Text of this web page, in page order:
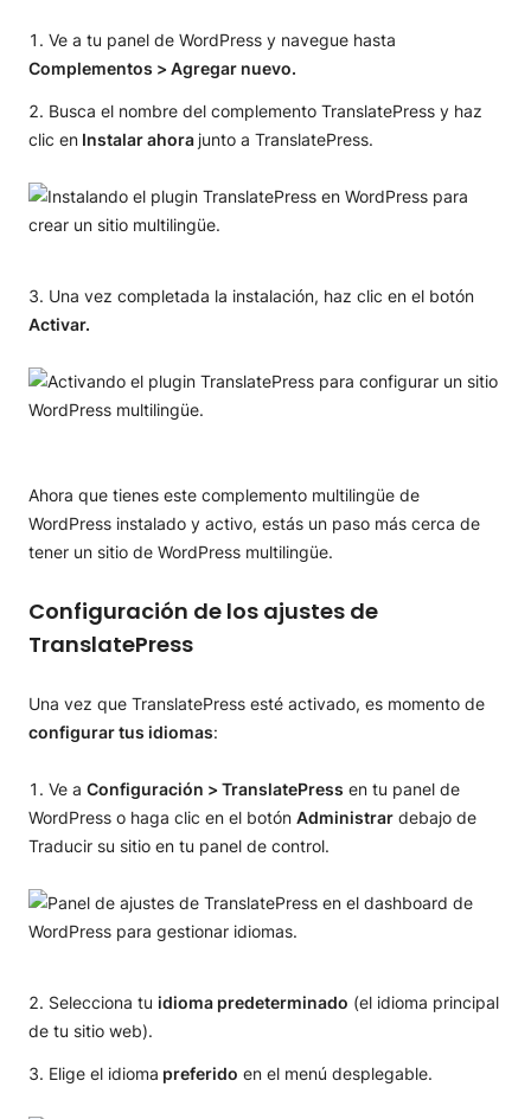
Ve a tu panel de WordPress y navegue hasta
Complementos > Agregar nuevo.
Busca el nombre del complemento TranslatePress y haz
clic en Instalar ahora junto a TranslatePress.
Una vez completada la instalación, haz clic en el botón
Activar.
Ahora que tienes este complemento multilingüe de
WordPress instalado y activo, estás un paso más cerca de
tener un sitio de WordPress multilingüe.
Configuración de los ajustes de
TranslatePress
Una vez que TranslatePress esté activado, es momento de
configurar tus idiomas:
Ve a Configuración > TranslatePress en tu panel de
WordPress o haga clic en el botón Administrar debajo de
Traducir su sitio en tu panel de control.
Selecciona tu idioma predeterminado (el idioma principal
de tu sitio web).
Elige el idioma preferido en el menú desplegable.